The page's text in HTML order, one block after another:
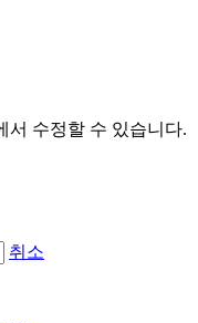
서 수정할 수 있습니다.
취소